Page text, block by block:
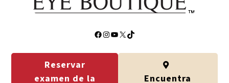
Facebook
Instagram
YouTube
X TikTok
Reservar
examen de la
Encuentra